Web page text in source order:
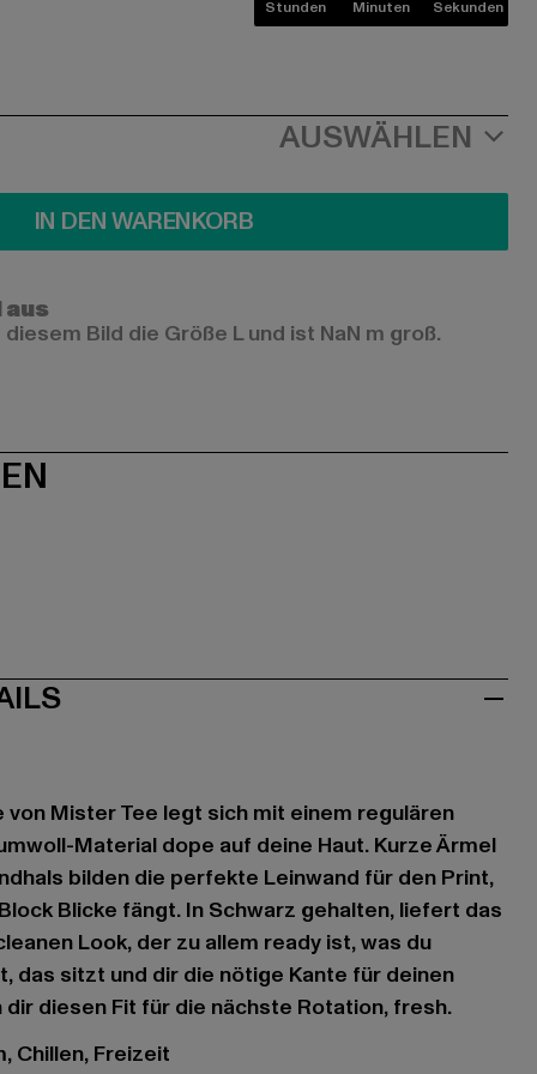
Stunden Minuten Sekunden
AUSWÄHLEN
IN DEN WARENKORB
Bild die Größe L und ist NaN m groß.
von Mister Tee legt sich mit einem regulären
Material dope auf deine Haut. Kurze Ärmel
bilden die perfekte Leinwand für den Print,
Blicke fängt. In Schwarz gehalten, liefert das
Look, der zu allem ready ist, was du
das sitzt und dir die nötige Kante für deinen
diesen Fit für die nächste Rotation, fresh.
Chillen, Freizeit